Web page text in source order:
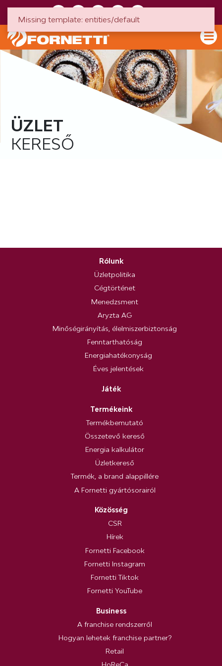
ÜZLET
KERESŐ
Rólunk
Üzletpolitika
Cégtörténet
Menedzsment
Aryzta AG
Minőségirányítás, élelmiszerbiztonság
Fenntarthatóság
Energiahatékonyság
Éves jelentések
Játék
Termékeink
Termékbemutató
Összetevő kereső
Energia kalkulátor
Üzletkereső
Termék, a brand alappillére
A Fornetti gyártósorairól
Közösség
CSR
Hírek
Fornetti Facebook
Fornetti Instagram
Fornetti Tiktok
Fornetti YouTube
Business
A franchise rendszerről
Hogyan lehetek franchise partner?
Retail
Missing template: entities/default